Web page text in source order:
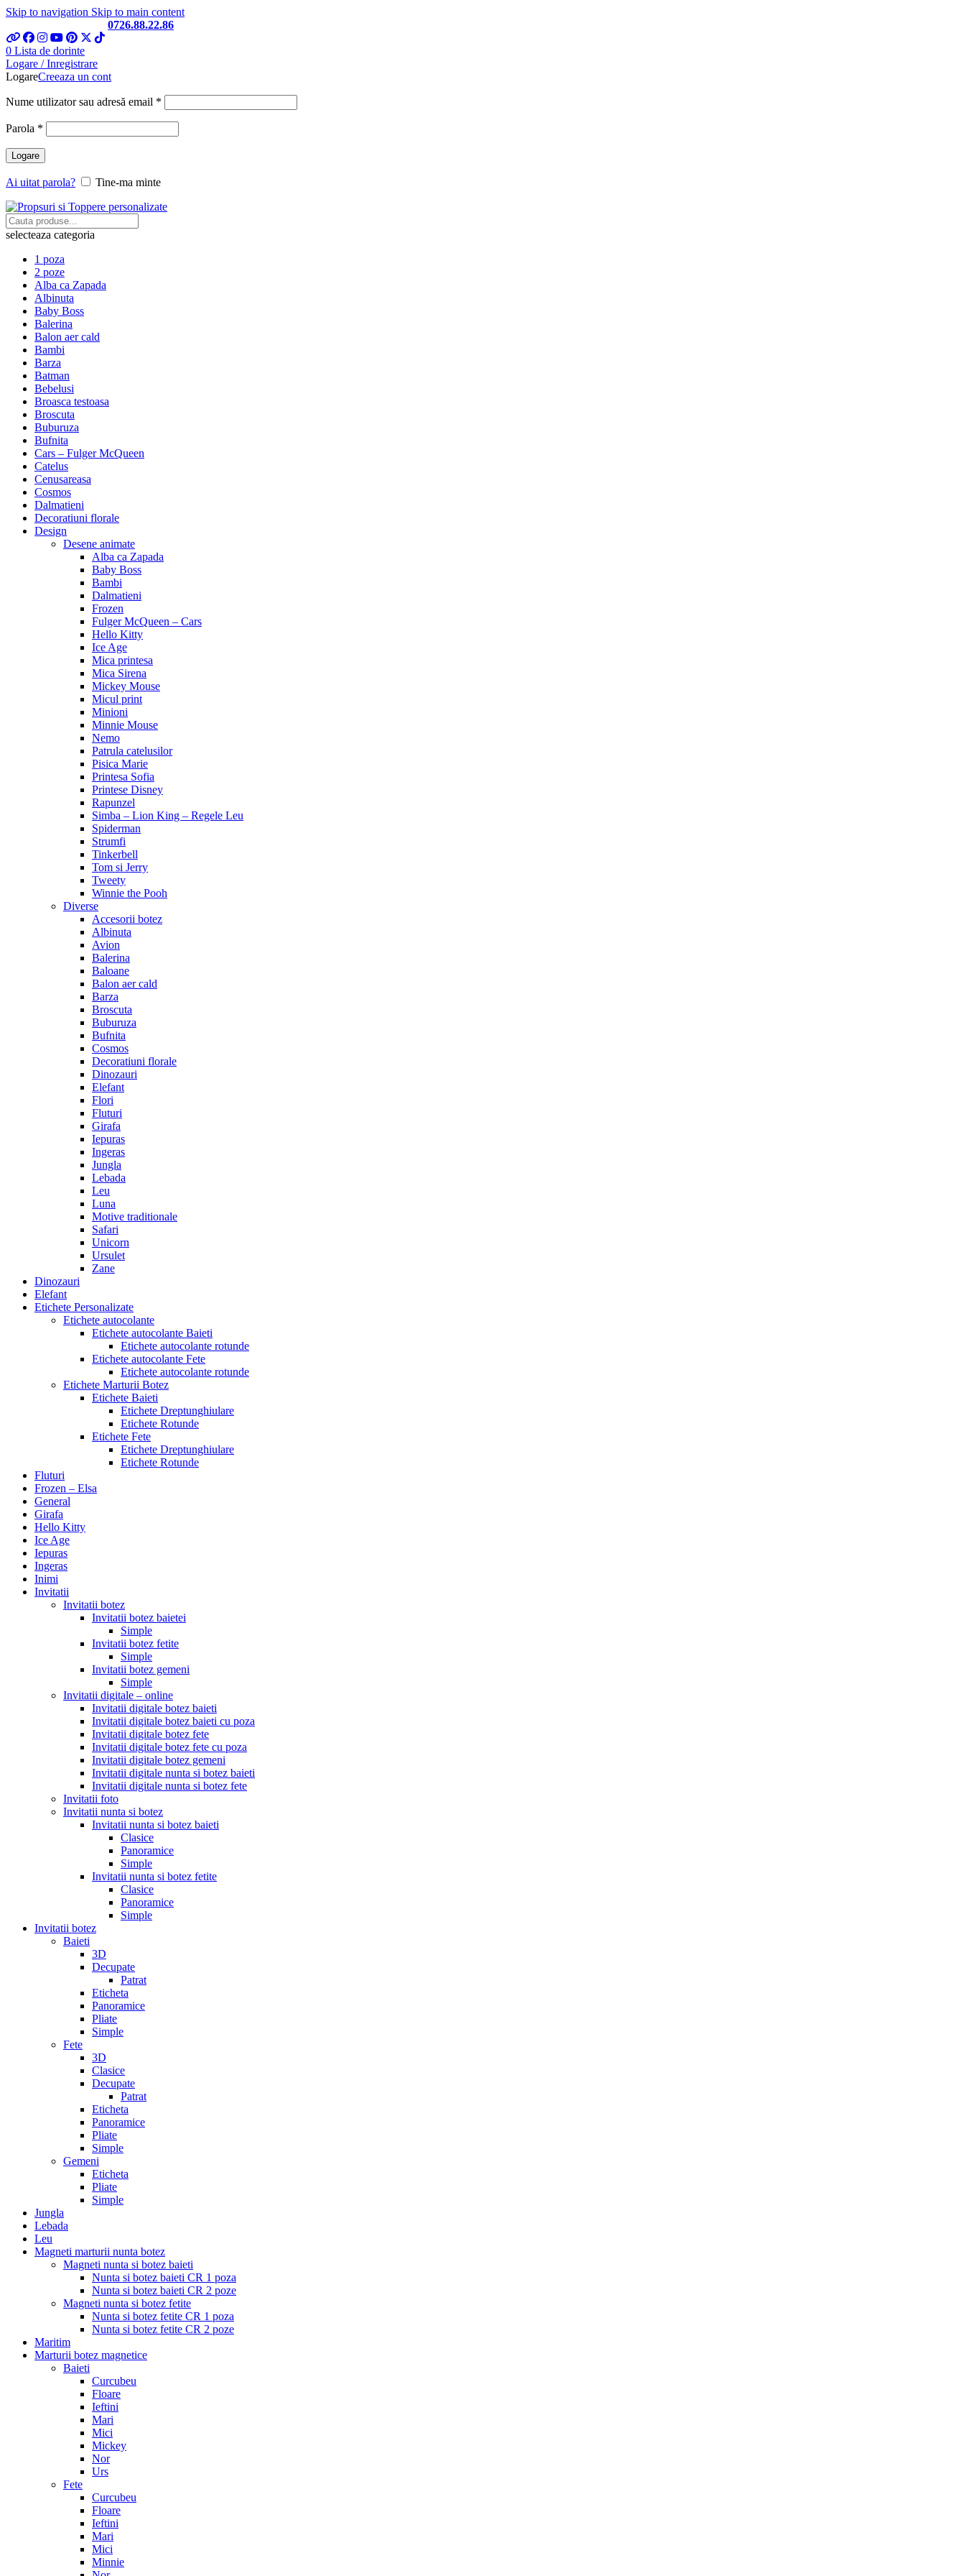
Skip to navigation Skip to main content
0726.88.22.86
0 Lista de dorinte
Logare / Inregistrare
LogareCreeaza un cont
Nume utilizator sau adresă email *
Parola *
Logare
Ai uitat parola? Tine-ma minte
selecteaza categoria
1 poza
2 poze
Alba ca Zapada
Albinuta
Baby Boss
Balerina
Balon aer cald
Bambi
Barza
Batman
Bebelusi
Broasca testoasa
Broscuta
Buburuza
Bufnita
Cars – Fulger McQueen
Catelus
Cenusareasa
Cosmos
Dalmatieni
Decoratiuni florale
Design
Desene animate
Alba ca Zapada
Baby Boss
Bambi
Dalmatieni
Frozen
Fulger McQueen – Cars
Hello Kitty
Ice Age
Mica printesa
Mica Sirena
Mickey Mouse
Micul print
Minioni
Minnie Mouse
Nemo
Patrula catelusilor
Pisica Marie
Printesa Sofia
Printese Disney
Rapunzel
Simba – Lion King – Regele Leu
Spiderman
Strumfi
Tinkerbell
Tom si Jerry
Tweety
Winnie the Pooh
Diverse
Accesorii botez
Albinuta
Avion
Balerina
Baloane
Balon aer cald
Barza
Broscuta
Buburuza
Bufnita
Cosmos
Decoratiuni florale
Dinozauri
Elefant
Flori
Fluturi
Girafa
Iepuras
Ingeras
Jungla
Lebada
Leu
Luna
Motive traditionale
Safari
Unicorn
Ursulet
Zane
Dinozauri
Elefant
Etichete Personalizate
Etichete autocolante
Etichete autocolante Baieti
Etichete autocolante rotunde
Etichete autocolante Fete
Etichete autocolante rotunde
Etichete Marturii Botez
Etichete Baieti
Etichete Dreptunghiulare
Etichete Rotunde
Etichete Fete
Etichete Dreptunghiulare
Etichete Rotunde
Fluturi
Frozen – Elsa
General
Girafa
Hello Kitty
Ice Age
Iepuras
Ingeras
Inimi
Invitatii
Invitatii botez
Invitatii botez baietei
Simple
Invitatii botez fetite
Simple
Invitatii botez gemeni
Simple
Invitatii digitale – online
Invitatii digitale botez baieti
Invitatii digitale botez baieti cu poza
Invitatii digitale botez fete
Invitatii digitale botez fete cu poza
Invitatii digitale botez gemeni
Invitatii digitale nunta si botez baieti
Invitatii digitale nunta si botez fete
Invitatii foto
Invitatii nunta si botez
Invitatii nunta si botez baieti
Clasice
Panoramice
Simple
Invitatii nunta si botez fetite
Clasice
Panoramice
Simple
Invitatii botez
Baieti
3D
Decupate
Patrat
Eticheta
Panoramice
Pliate
Simple
Fete
3D
Clasice
Decupate
Patrat
Eticheta
Panoramice
Pliate
Simple
Gemeni
Eticheta
Pliate
Simple
Jungla
Lebada
Leu
Magneti marturii nunta botez
Magneti nunta si botez baieti
Nunta si botez baieti CR 1 poza
Nunta si botez baieti CR 2 poze
Magneti nunta si botez fetite
Nunta si botez fetite CR 1 poza
Nunta si botez fetite CR 2 poze
Maritim
Marturii botez magnetice
Baieti
Curcubeu
Floare
Ieftini
Mari
Mici
Mickey
Nor
Urs
Fete
Curcubeu
Floare
Ieftini
Mari
Mici
Minnie